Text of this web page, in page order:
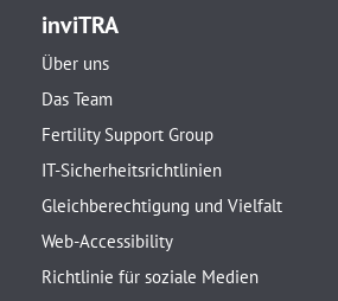
inviTRA
Über uns
Das Team
Fertility Support Group
IT-Sicherheitsrichtlinien
Gleichberechtigung und Vielfalt
Web-Accessibility
Richtlinie für soziale Medien